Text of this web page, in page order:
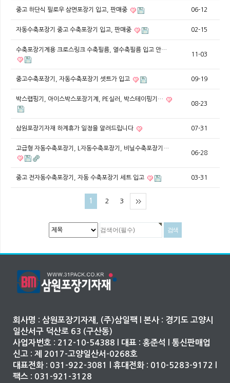
중고 하단식 필로우 삼면포장기 입고, 판매중 06-12
자동수축포장기 중고 수축포장기 입고, 판매중 02-15
수축포장기계용 크로스링크 수축필름, 열수축필름 입고 안…
11-03
중고수축포장기, 자동수축포장기 셋트가 입고 09-19
박스랩핑기, 아이스박스포장기계, PE실러, 박스테이핑기…
08-23
삼원포장기자재 하계휴가 일정을 알려드립니다 07-31
고급형 자동수축포장기, L자동수축포장기, 비닐수축포장기…
06-28
중고 전자동수축포장기, 자동 수축포장기 세트 입고 03-31
1 2 3
회사명 : 삼원포장기자재, (주)삼일팩 l 본사 : 경기도 고양시
일산서구 덕산로 63 (구산동)
사업자번호 : 212-10-54388 l 대표 : 홍준석 l 통신판매업
신고 : 제 2017-고양일산서-0268호
대표전화 : 031-922-3081 l 휴대전화 : 010-5283-9172 l
팩스 : 031-921-3128